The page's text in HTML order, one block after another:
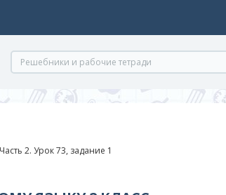
Часть 2. Урок 73, задание 1